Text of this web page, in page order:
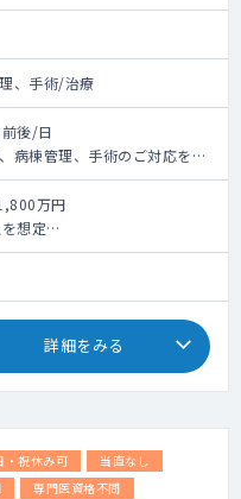
、手術/治療
後/日
病棟管理、手術のご対応をお
容はご相談の上、決定いたし
一般、白内障、緑内障、網膜
なります。
30件程度/月、外来患者数は
名/日となります。
要)
間のご相談も可。
万円
想定
当、時間外手当等含む
詳細をみる
・祝休み可
当直なし
専門医資格不問